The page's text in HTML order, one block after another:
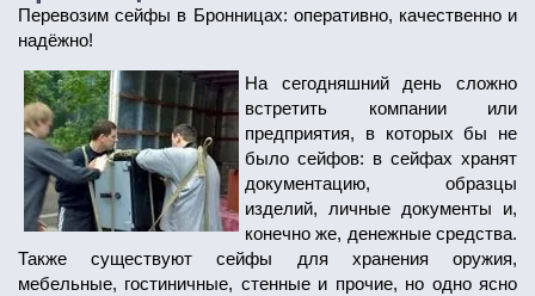
Перевозим сейфы в Бронницах: оперативно, качественно и
надёжно!
На сегодняшний день сложно
встретить компании или
предприятия, в которых бы не
было сейфов: в сейфах хранят
документацию, образцы
изделий, личные документы и,
конечно же, денежные средства.
Также существуют сейфы для хранения оружия,
мебельные, гостиничные, стенные и прочие, но одно ясно